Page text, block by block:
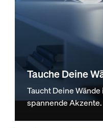
Tauche Deine
Taucht Deine
spannende Akzente.